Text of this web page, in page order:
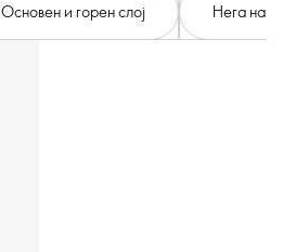
Основен и горен слој Нега на